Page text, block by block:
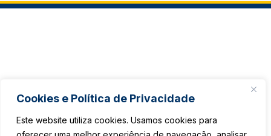
Cookies e Política de Privacidade
Este website utiliza cookies. Usamos cookies para